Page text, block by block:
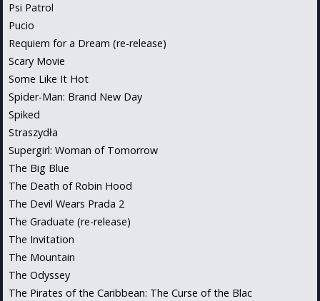
Psi Patrol
Pucio
Requiem for a Dream (re-release)
Scary Movie
Some Like It Hot
Spider-Man: Brand New Day
Spiked
Straszydła
Supergirl: Woman of Tomorrow
The Big Blue
The Death of Robin Hood
The Devil Wears Prada 2
The Graduate (re-release)
The Invitation
The Mountain
The Odyssey
The Pirates of the Caribbean: The Curse of the Blac